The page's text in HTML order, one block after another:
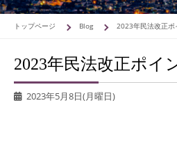
トップページ Blog 2023年民法改正ポ
2023年民法改正ポイ
2023年5月8日(月曜日)